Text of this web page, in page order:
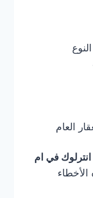
العام
في ام